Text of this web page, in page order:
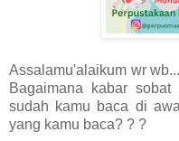
Assalamu'alaikum wr
Bagaimana kabar
sudah kamu baca di
yang kamu baca? ? ?